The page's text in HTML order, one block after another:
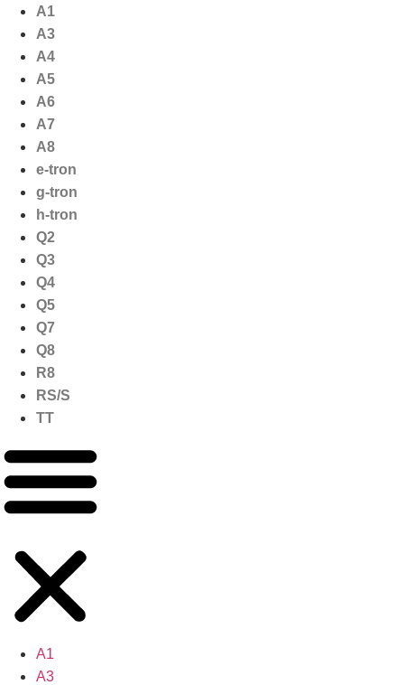
naar
inhoud
A1
A3
A4
A5
A6
A7
A8
e-tron
g-tron
h-tron
Q2
Q3
Q4
Q5
Q7
Q8
R8
RS/S
TT
A1
A3